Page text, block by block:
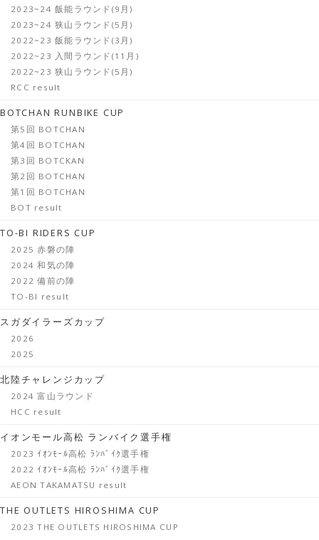
2023~24 飯能ラウンド(9月)
2023~24 狭山ラウンド(5月)
2022~23 飯能ラウンド(3月)
2022~23 入間ラウンド(11月)
2022~23 狭山ラウンド(5月)
RCC result
BOTCHAN RUNBIKE CUP
第5回 BOTCHAN
第4回 BOTCHAN
第3回 BOTCKAN
第2回 BOTCHAN
第1回 BOTCHAN
BOT result
TO-BI RIDERS CUP
2025 赤磐の陣
2024 和気の陣
2022 備前の陣
TO-BI result
スガダイラーズカップ
2026
2025
北陸チャレンジカップ
2024 富山ラウンド
HCC result
イオンモール高松 ランバイク選手権
2023 ｲｵﾝﾓｰﾙ高松 ﾗﾝﾊﾞｲｸ選手権
2022 ｲｵﾝﾓｰﾙ高松 ﾗﾝﾊﾞｲｸ選手権
AEON TAKAMATSU result
THE OUTLETS HIROSHIMA CUP
2023 THE OUTLETS HIROSHIMA CUP